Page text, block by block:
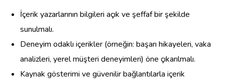
İçerik yazarlarının bilgileri açık ve şeffaf bir şekilde
sunulmalı.
Deneyim odaklı içerikler (örneğin: başarı hikayeleri, vaka
analizleri, yerel müşteri deneyimleri) öne çıkarılmalı.
Kaynak gösterimi ve güvenilir bağlantılarla içerik